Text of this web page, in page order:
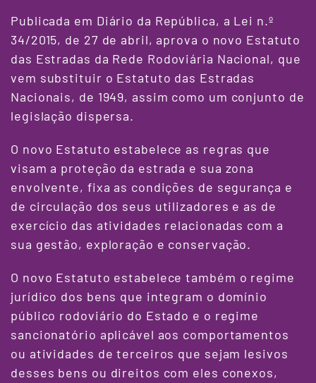
Publicada em Diário da República, a Lei n.º
34/2015, de 27 de abril, aprova o novo Estatuto
das Estradas da Rede Rodoviária Nacional, que
vem substituir o Estatuto das Estradas
Nacionais, de 1949, assim como um conjunto de
legislação dispersa.
O novo Estatuto estabelece as regras que
visam a proteção da estrada e sua zona
envolvente, fixa as condições de segurança e
de circulação dos seus utilizadores e as de
exercício das atividades relacionadas com a
sua gestão, exploração e conservação.
O novo Estatuto estabelece também o regime
jurídico dos bens que integram o domínio
público rodoviário do Estado e o regime
sancionatório aplicável aos comportamentos
ou atividades de terceiros que sejam lesivos
desses bens ou direitos com eles conexos,